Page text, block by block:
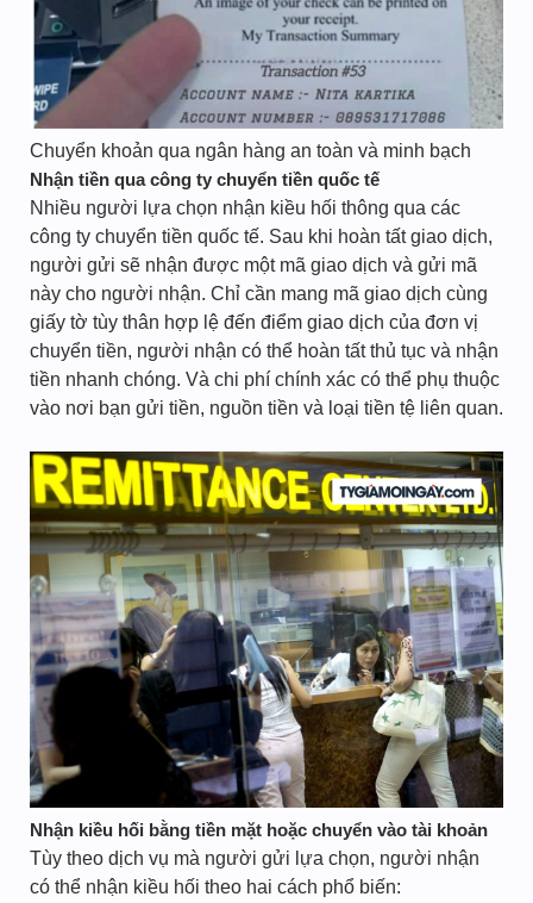
Chuyển khoản qua ngân hàng an toàn và minh bạch
Nhận tiền qua công ty chuyển tiền quốc tế
Nhiều người lựa chọn nhận kiều hối thông qua các
công ty chuyển tiền quốc tế. Sau khi hoàn tất giao dịch,
người gửi sẽ nhận được một mã giao dịch và gửi mã
này cho người nhận. Chỉ cần mang mã giao dịch cùng
giấy tờ tùy thân hợp lệ đến điểm giao dịch của đơn vị
chuyển tiền, người nhận có thể hoàn tất thủ tục và nhận
tiền nhanh chóng. Và chi phí chính xác có thể phụ thuộc
vào nơi bạn gửi tiền, nguồn tiền và loại tiền tệ liên quan.
Nhận kiều hối bằng tiền mặt hoặc chuyển vào tài khoản
Tùy theo dịch vụ mà người gửi lựa chọn, người nhận
có thể nhận kiều hối theo hai cách phổ biến: